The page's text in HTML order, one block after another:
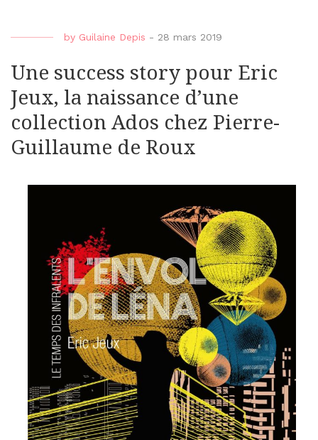
by Guilaine Depis - 28 mars 2019
Une success story pour Eric
Jeux, la naissance d’une
collection Ados chez Pierre-
Guillaume de Roux